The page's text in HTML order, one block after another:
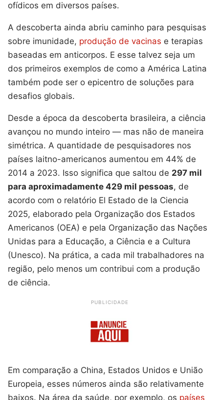
ofídicos em diversos países.
A descoberta ainda abriu caminho para pesquisas
sobre imunidade, produção de vacinas e terapias
baseadas em anticorpos. E esse talvez seja um
dos primeiros exemplos de como a América Latina
também pode ser o epicentro de soluções para
desafios globais.
Desde a época da descoberta brasileira, a ciência
avançou no mundo inteiro — mas não de maneira
simétrica. A quantidade de pesquisadores nos
países laitno-americanos aumentou em 44% de
2014 a 2023. Isso significa que saltou de 297 mil
para aproximadamente 429 mil pessoas, de
acordo com o relatório El Estado de la Ciencia
2025, elaborado pela Organização dos Estados
Americanos (OEA) e pela Organização das Nações
Unidas para a Educação, a Ciência e a Cultura
(Unesco). Na prática, a cada mil trabalhadores na
região, pelo menos um contribui com a produção
de ciência.
PUBLICIDADE
Em comparação a China, Estados Unidos e União
Europeia, esses números ainda são relativamente
baixos. Na área da saúde, por exemplo, os países